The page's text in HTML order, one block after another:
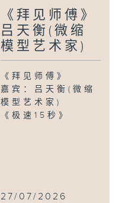
《拜见师傅》
吕天衡(微缩
模型艺术家)
《拜见师傅》
嘉宾：吕天衡(微缩
模型艺术家)
《极速15秒》
27/07/2026